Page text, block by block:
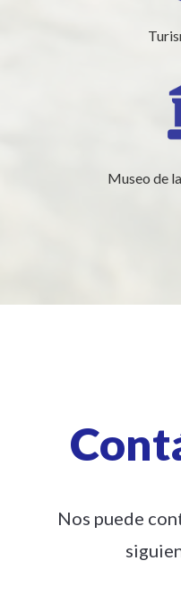
Museo de
Nos puede